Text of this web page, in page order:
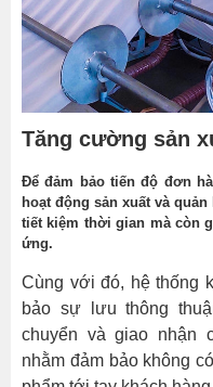
nhật
và
tối
ưu
hóa
quy
làm
việc
Tăng
cường
liên
lạc
và
Tăng cường sản
Để đảm bảo tiến độ đơn
hoạt động sản xuất và
tiết kiệm thời gian mà còn
ứng.
Cùng với đó, hệ thống
bảo sự lưu thông
chuyển và giao nhận
nhằm đảm bảo không